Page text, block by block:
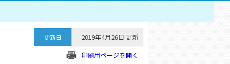
更新日
2019年4月26日 更新
印刷用ページを開く